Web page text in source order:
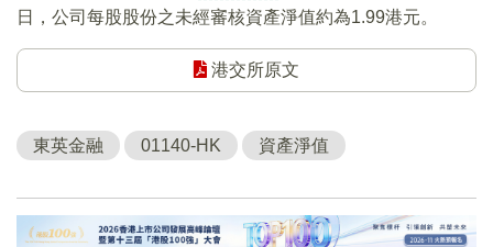
日，公司每股股份之未經審核資產淨值約為1.99港元。
港交所原文
東英金融 01140-HK 資產淨值